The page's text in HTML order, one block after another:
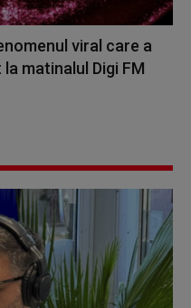
viral care a
matinalul Digi FM